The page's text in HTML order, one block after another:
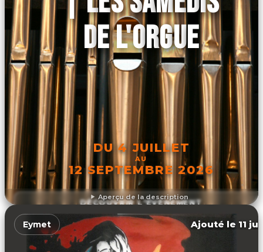
Aperçu de la description
DE L'ORGUE
DU 4 JUILLET
AU
12 SEPTEMBRE 2026
DÉCOUVRIR L'ÉVÉNEMENT
Eymet Ajouté le 11